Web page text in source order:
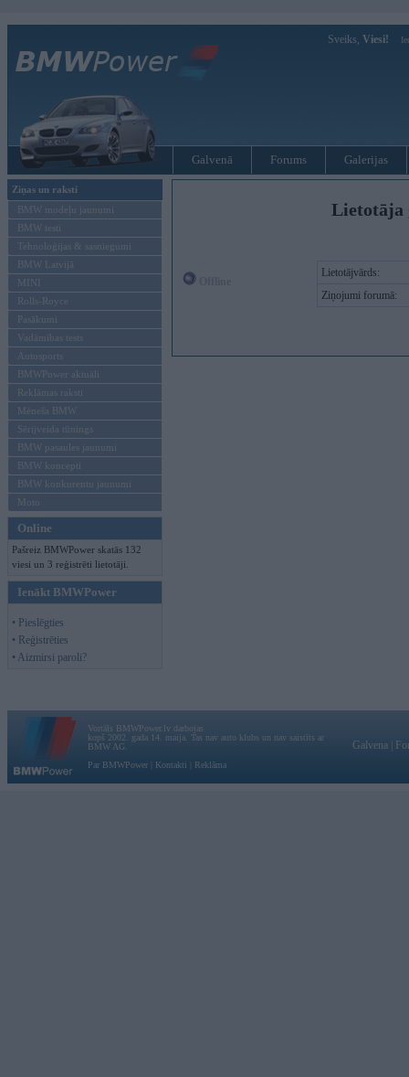
Sveiks, Viesi!
Galvenā Forums Galerijas
Ziņas un raksti
BMW modeļu jaunumi
BMW testi
Tehnoloģijas & sasniegumi
BMW Latvijā
MINI
Rolls-Royce
Pasākumi
Vadāmības tests
Autosports
BMWPower aktuāli
Reklāmas raksti
Mēneša BMW
Sērijveida tūnings
BMW pasaules jaunumi
BMW koncepti
BMW konkurentu jaunumi
Moto
Online
Pašreiz BMWPower skatās 132
viesi un 3 reģistrēti lietotāji.
Ienākt BMWPower
• Pieslēgties
• Reģistrēties
• Aizmirsi paroli?
Lietotāja
Lietotājvārds:
Ziņojumi forumā:
Vortāls BMWPower.lv darbojas
kopš 2002. gada 14. maija. Tas nav auto klubs un nav saistīts ar
BMW AG.
Par BMWPower
Kontakti Reklāma
Galvena